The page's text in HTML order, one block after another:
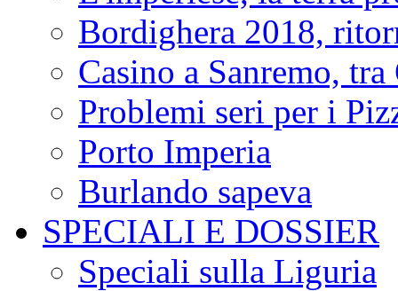
Bordighera 2018,
Casino a Sanremo,
Problemi seri per i
Porto Imperia
Burlando sapeva
SPECIALI E DOSSIER
Speciali sulla Liguria